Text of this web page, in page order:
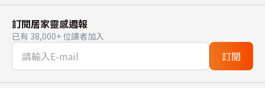
訂閱居家靈感週報
已有 38,000+ 位讀者加入
訂閱